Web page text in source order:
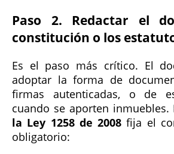
Paso 2. Redactar el
constitución o los
Es el paso más crítico. El
adoptar la forma de
firmas autenticadas, o de
cuando se aporten
la Ley 1258 de 2008 fija el
obligatorio: